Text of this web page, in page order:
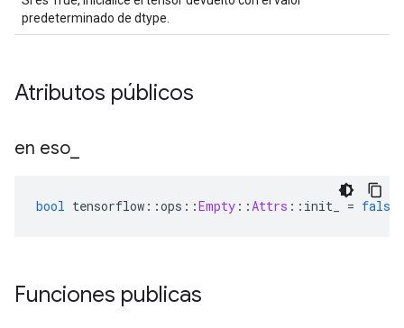
predeterminado de dtype.
Atributos públicos
en eso
bool tensorflow ::ops ::Empty ::Attrs :: init_ = false
Funciones publicas